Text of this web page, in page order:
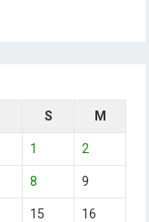
S M
1 2
8 9
15 16